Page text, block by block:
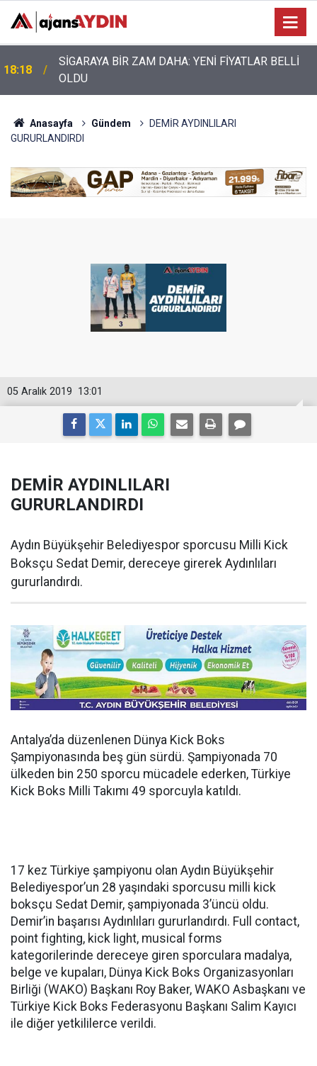
17:17
Nazilli’de motosiklet kazası: 28 yaşındaki sürücü
hayatını kaybetti
Anasayfa Gündem
DEMİR AYDINLILARI
GURURLANDIRDI
13:01
05 Aralık 2019
DEMİR AYDINLILARI
GURURLANDIRDI
Aydın Büyükşehir Belediyespor sporcusu Milli Kick
Boksçu Sedat Demir, dereceye girerek Aydınlıları
gururlandırdı.
Antalya’da düzenlenen Dünya Kick Boks
Şampiyonasında beş gün sürdü. Şampiyonada 70
ülkeden bin 250 sporcu mücadele ederken, Türkiye
Kick Boks Milli Takımı 49 sporcuyla katıldı.
17 kez Türkiye şampiyonu olan Aydın Büyükşehir
Belediyespor’un 28 yaşındaki sporcusu milli kick
boksçu Sedat Demir, şampiyonada 3’üncü oldu.
Demir’in başarısı Aydınlıları gururlandırdı. Full contact,
point fighting, kick light, musical forms
kategorilerinde dereceye giren sporculara madalya,
belge ve kupaları, Dünya Kick Boks Organizasyonları
Birliği (WAKO) Başkanı Roy Baker, WAKO Asbaşkanı ve
Türkiye Kick Boks Federasyonu Başkanı Salim Kayıcı
ile diğer yetkililerce verildi.